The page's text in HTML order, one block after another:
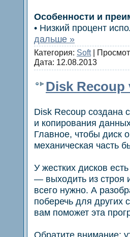
Особенности и
• Низкий процент
дальше »
Категория: Soft|
Дата: 12.08.2013
Disk Recoup
Disk Recoup создана
и копирования
Главное, чтобы диск
механическая часть
У жестких дисков
— выходить из строя
всего нужно. А
поберечь для других
вам поможет эта
Обратите внимание: